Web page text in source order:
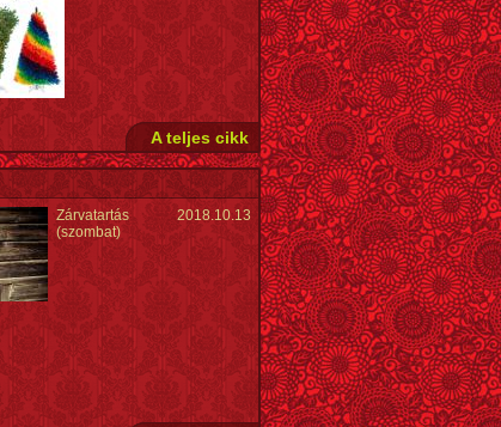
A teljes cikk
Zárvatartás 2018.10.13
(szombat)